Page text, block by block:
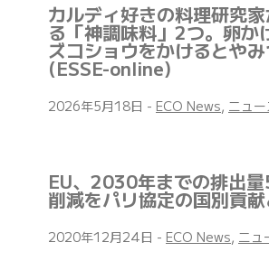
カルディ好きの料理研究
る「神調味料」2つ。卵か
ズコショウをかけるとや
(ESSE-online)
2026年5月18日 - ECO News, ニュー
EU、2030年までの排出
削減をパリ協定の国別貢
2020年12月24日 - ECO News, ニュ